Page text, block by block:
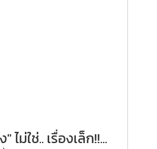
ไม่ใช่.. เรื่องเล็ก!!...